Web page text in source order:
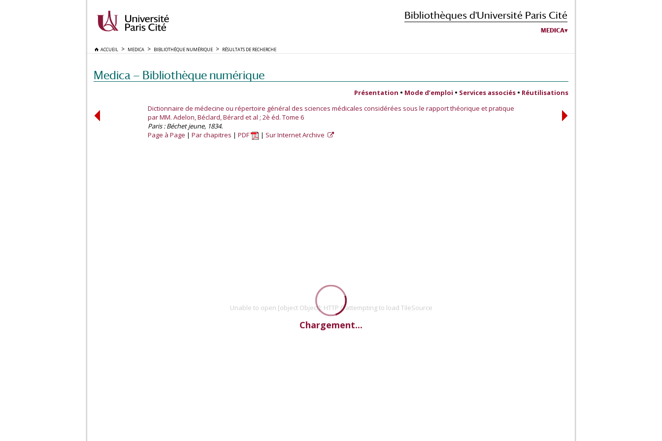
Bibliothèques d'Université Paris Cité
MEDICA
ACCUEIL MEDICA BIBLIOTHÈQUE NUMÉRIQUE RÉSULTATS DE RECHERCHE
Medica — Bibliothèque numérique
Présentation • Mode d’emploi • Services associés • Réutilisations
Dictionnaire de médecine ou répertoire général des sciences médicales considérées sous le rapport théorique et pratique
par MM. Adelon, Béclard, Bérard et al ; 2è éd. Tome 6
Paris : Béchet jeune, 1834.
Page à Page
Par chapitres PDF Sur Internet Archive
Unable to open [object Object]: HTTP 0 attempting to load TileSource
Chargement...